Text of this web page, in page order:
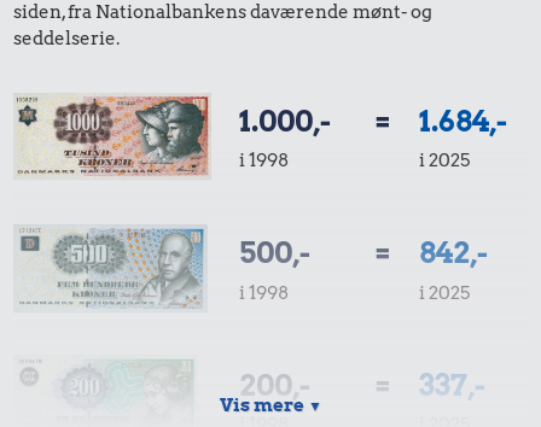
siden, fra Nationalbankens daværende mønt- og
seddelserie.
1.000,-
i 1998
= 1.684,-
i 2025
500,-
i 1998
= 842,-
i 2025
200,- = 337,-
Vis mere ▼